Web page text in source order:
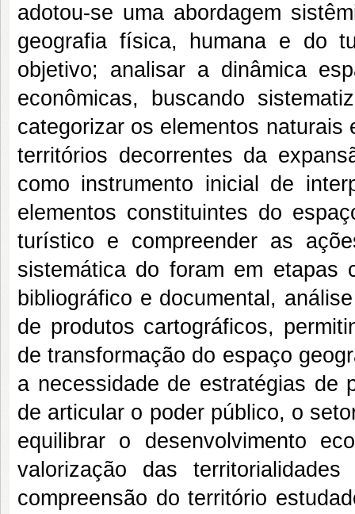
adotou-se uma abordagem
geografia física, humana e do
objetivo; analisar a dinâmica
econômicas, buscando
categorizar os elementos
territórios decorrentes da
como instrumento inicial de
elementos constituintes do
turístico e compreender as
sistemática do foram em etapas
bibliográfico e documental,
de produtos cartográficos,
de transformação do espaço
a necessidade de estratégias de
de articular o poder público, o
equilibrar o desenvolvimento
valorização das
compreensão do território